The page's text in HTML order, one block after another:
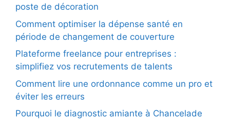
poste de décoration
Comment optimiser la dépense santé en
période de changement de couverture
Plateforme freelance pour entreprises :
simplifiez vos recrutements de talents
Comment lire une ordonnance comme un pro et
éviter les erreurs
Pourquoi le diagnostic amiante à Chancelade